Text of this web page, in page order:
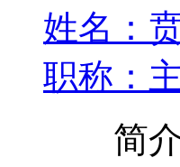
姓名：
职称：
简介